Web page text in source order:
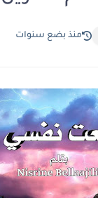
منذ بضع سنوات